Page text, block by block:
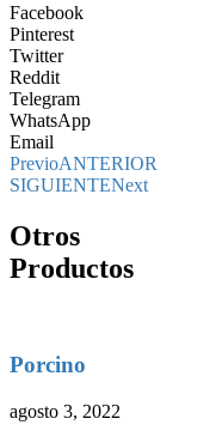
Facebook
Pinterest
Twitter
Reddit
Telegram
WhatsApp
Email
PrevioANTERIOR
SIGUIENTENext
Otros
Productos
Porcino
agosto 3, 2022